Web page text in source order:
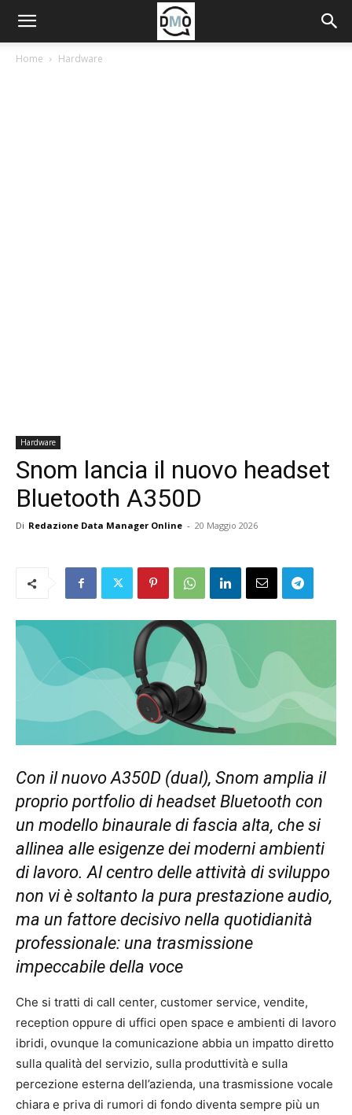
Home Hardware
Hardware
Snom lancia il nuovo headset
Bluetooth A350D
Di Redazione Data Manager Online - 20 Maggio 2026
Con il nuovo A350D (dual), Snom amplia il
proprio portfolio di headset Bluetooth con
un modello binaurale di fascia alta, che si
allinea alle esigenze dei moderni ambienti
di lavoro. Al centro delle attività di sviluppo
non vi è soltanto la pura prestazione audio,
ma un fattore decisivo nella quotidianità
professionale: una trasmissione
impeccabile della voce
Che si tratti di call center, customer service, vendite,
reception oppure di uffici open space e ambienti di lavoro
ibridi, ovunque la comunicazione abbia un impatto diretto
sulla qualità del servizio, sulla produttività e sulla
percezione esterna dell’azienda, una trasmissione vocale
chiara e priva di rumori di fondo diventa sempre più un